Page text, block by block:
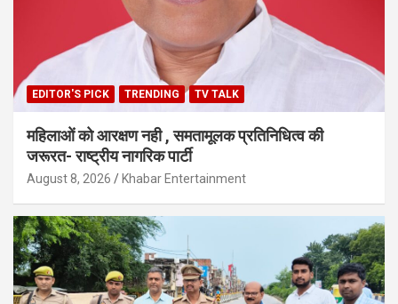
EDITOR'S PICK TRENDING TV TALK
महिलाओं को आरक्षण नही , समतामूलक प्रतिनिधित्व की
जरूरत- राष्ट्रीय नागरिक पार्टी
August 8, 2026 Khabar Entertainment